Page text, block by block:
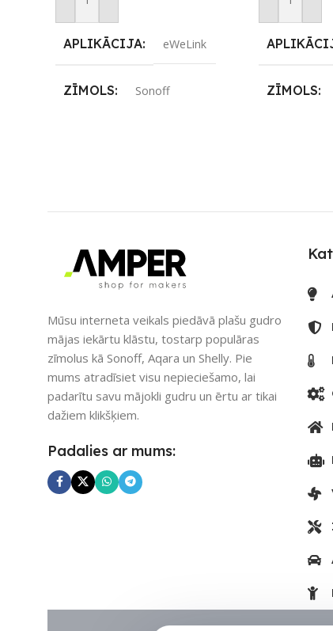
Pievienot Grozam
APLIKĀCIJA eWeLink
ZĪMOLS Sonoff
UZREIZ PIEEJAMAIS
SKAITS
Pievienot
ZĪMOLS
SKAITS
Mūsu interneta veikals piedāvā plašu gudro
mājas iekārtu klāstu, tostarp populāras
zīmolus kā Sonoff, Aqara un Shelly. Pie
mums atradīsiet visu nepieciešamo, lai
padarītu savu mājokli gudru un ērtu ar tikai
dažiem klikšķiem.
Padalies ar mums: